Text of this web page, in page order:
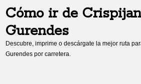
Cómo ir de
Gurendes
Descubre, imprime o descárgate la mejor ruta
Gurendes por carretera.